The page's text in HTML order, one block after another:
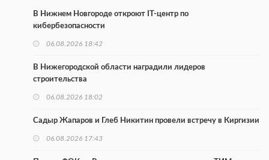
В Нижнем Новгороде откроют IT-центр по
кибербезопасности
06.08.2026 18:42
В Нижегородской области наградили лидеров
строительства
06.08.2026 18:02
Садыр Жапаров и Глеб Никитин провели встречу в Киргизии
06.08.2026 17:43